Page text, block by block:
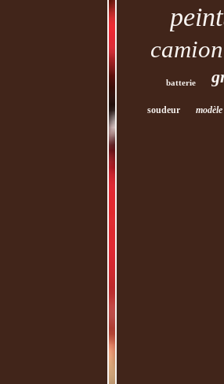
camion
batterie
soudeur modèle